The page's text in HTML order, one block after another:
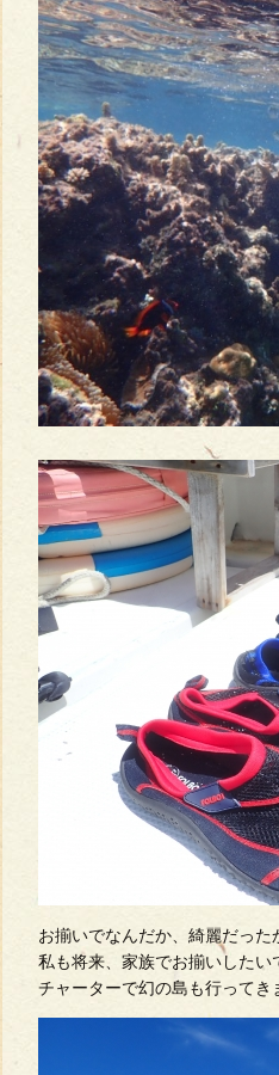
お揃いでなんだか、綺麗だった
私も将来、家族でお揃いしたい
チャーターで幻の島も行って